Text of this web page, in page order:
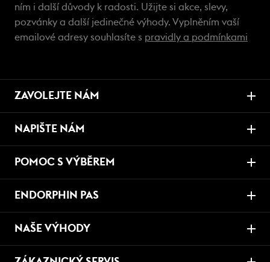
ním i další důvody k radosti. Užijte si akce, slevy,
pozvánky a další jedinečné výhody. Vyplněním vaší
emailové adresy souhlasíte s pravidly a podmínkami
ZAVOLEJTE NÁM
NAPIŠTE NÁM
POMOC S VÝBĚREM
ENDORPHIN PAS
NAŠE VÝHODY